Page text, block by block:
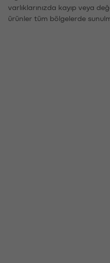
varlıklarınızda kayıp veya
ürünler tüm bölgelerde